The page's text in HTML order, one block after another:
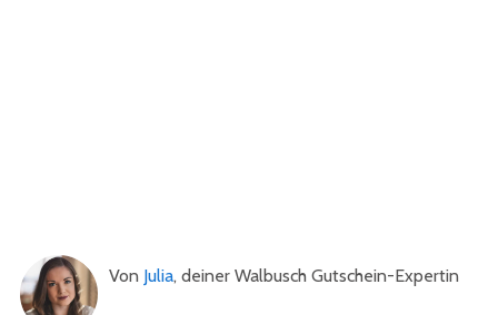
Von Julia, deiner Walbusch Gutschein-Expertin